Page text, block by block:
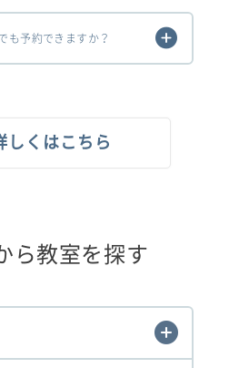
も予約できますか？
しくはこちら
ら教室を探す